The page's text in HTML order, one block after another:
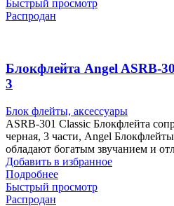
Быстрый просмотр
Распродан
Блокфлейта Angel ASRB-
3
Блок флейты, аксессуары
ASRB-301 Classic Блокфлейта
черная, 3 части, Angel
обладают богатым звучанием и
Добавить в избранное
Подробнее
Быстрый просмотр
Распродан